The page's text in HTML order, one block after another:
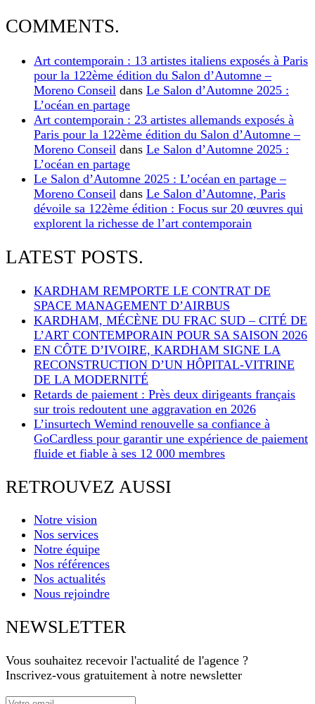
COMMENTS.
Art contemporain : 13 artistes italiens exposés à Paris
pour la 122ème édition du Salon d’Automne –
Moreno Conseil dans Le Salon d’Automne 2025 :
L’océan en partage
Art contemporain : 23 artistes allemands exposés à
Paris pour la 122ème édition du Salon d’Automne –
Moreno Conseil dans Le Salon d’Automne 2025 :
L’océan en partage
Le Salon d’Automne 2025 : L’océan en partage –
Moreno Conseil dans Le Salon d’Automne, Paris
dévoile sa 122ème édition : Focus sur 20 œuvres qui
explorent la richesse de l’art contemporain
LATEST POSTS.
KARDHAM REMPORTE LE CONTRAT DE
SPACE MANAGEMENT D’AIRBUS
KARDHAM, MÉCÈNE DU FRAC SUD – CITÉ DE
L’ART CONTEMPORAIN POUR SA SAISON 2026
EN CÔTE D’IVOIRE, KARDHAM SIGNE LA
RECONSTRUCTION D’UN HÔPITAL-VITRINE
DE LA MODERNITÉ
Retards de paiement : Près deux dirigeants français
sur trois redoutent une aggravation en 2026
L’insurtech Wemind renouvelle sa confiance à
GoCardless pour garantir une expérience de paiement
fluide et fiable à ses 12 000 membres
RETROUVEZ AUSSI
Notre vision
Nos services
Notre équipe
Nos références
Nos actualités
Nous rejoindre
NEWSLETTER
Vous souhaitez recevoir l'actualité de l'agence ?
Inscrivez-vous gratuitement à notre newsletter